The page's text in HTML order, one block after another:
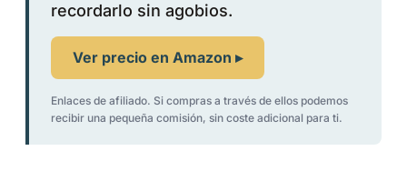
recordarlo sin agobios.
Ver precio en Amazon ▸
Enlaces de afiliado. Si compras a través de ellos podemos
recibir una pequeña comisión, sin coste adicional para ti.